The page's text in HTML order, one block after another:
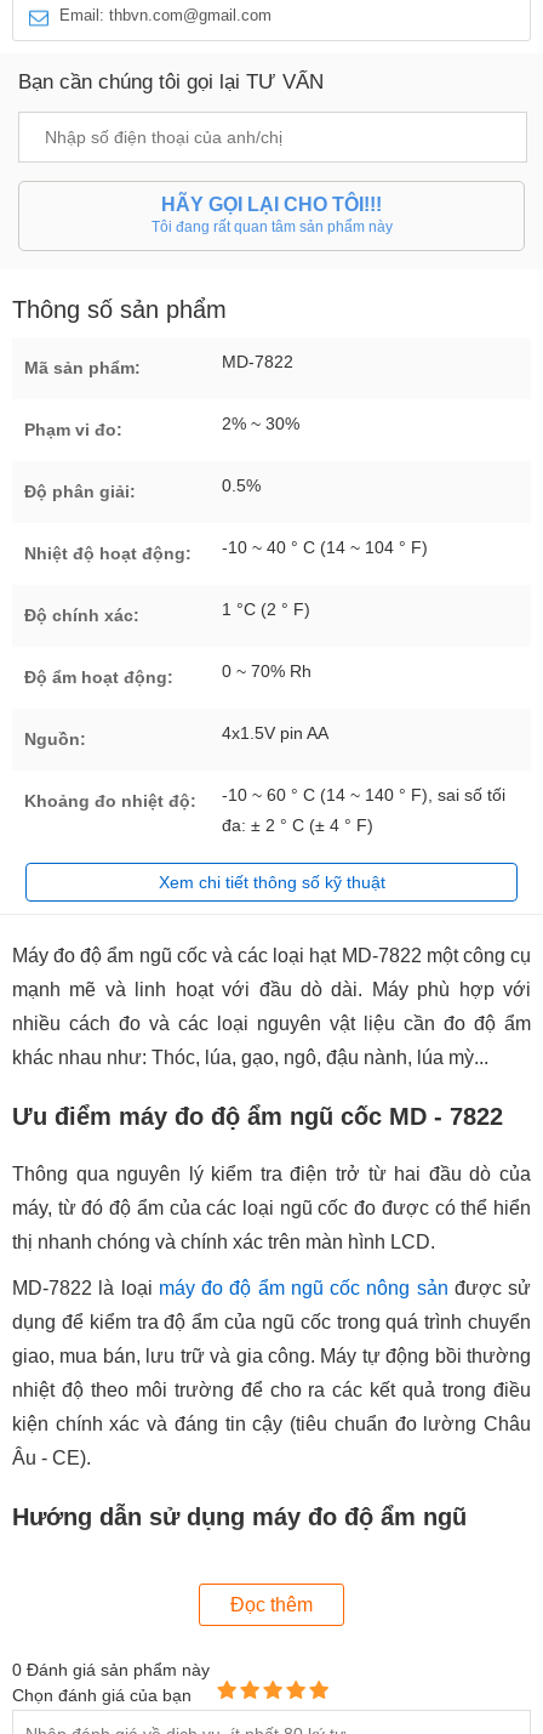
Email: thbvn.com@gmail.com
Bạn cần chúng tôi gọi lại TƯ VẤN
HÃY GỌI LẠI CHO TÔI!!!
Tôi đang rất quan tâm sản phẩm này
Thông số sản phẩm
Mã sản phẩm: MD-7822
Phạm vi đo: 2% ~ 30%
Độ phân giải: 0.5%
Nhiệt độ hoạt động: -10 ~ 40 ° C (14 ~ 104 ° F)
Độ chính xác: 1 °C (2 ° F)
Độ ẩm hoạt động: 0 ~ 70% Rh
Nguồn: 4x1.5V pin AA
Khoảng đo nhiệt độ:
-10 ~ 60 ° C (14 ~ 140 ° F), sai số tối
đa: ± 2 ° C (± 4 ° F)
Xem chi tiết thông số kỹ thuật
Máy đo độ ẩm ngũ cốc và các loại hạt MD-7822 một công cụ
mạnh mẽ và linh hoạt với đầu dò dài. Máy phù hợp với
nhiều cách đo và các loại nguyên vật liệu cần đo độ ẩm
khác nhau như: Thóc, lúa, gạo, ngô, đậu nành, lúa mỳ...
Ưu điểm máy đo độ ẩm ngũ cốc MD - 7822
Thông qua nguyên lý kiểm tra điện trở từ hai đầu dò của
máy, từ đó độ ẩm của các loại ngũ cốc đo được có thể hiển
thị nhanh chóng và chính xác trên màn hình LCD.
MD-7822 là loại máy đo độ ẩm ngũ cốc nông sản được sử
dụng để kiểm tra độ ẩm của ngũ cốc trong quá trình chuyển
giao, mua bán, lưu trữ và gia công. Máy tự động bồi thường
nhiệt độ theo môi trường để cho ra các kết quả trong điều
kiện chính xác và đáng tin cậy (tiêu chuẩn đo lường Châu
Âu - CE).
Hướng dẫn sử dụng máy đo độ ẩm ngũ
dụng cụ đo độ ẩmmạnh mẽ và linh hoạt với
vật liệu cần đo độ ẩm khác nhau như: Thóc, lúa, gạo, ngô,
đậu nành, lúa mỳ... Thông qua nguyên lý kiểm tra điện trở từ
Đọc thêm
0 Đánh giá sản phẩm này
Chọn đánh giá của bạn